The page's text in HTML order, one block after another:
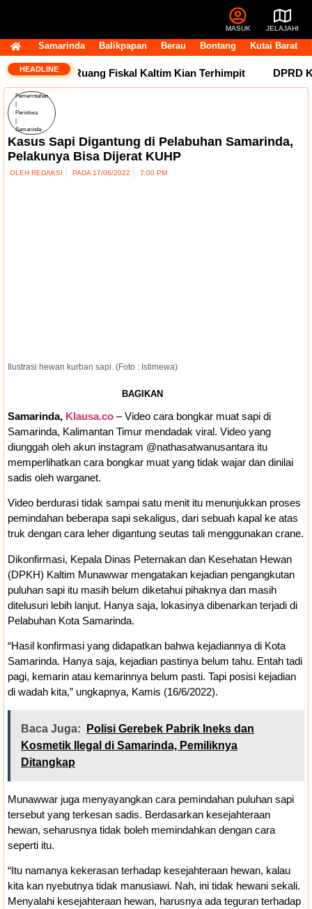
MASUK JELAJAHI
Samarinda Balikpapan Berau Bontang Kutai Barat
HEADLINE
Tertahan, Ruang Fiskal Kaltim Kian Terhimpit DPRD
Pemerintahan
Peristiwa
Samarinda
Kasus Sapi Digantung di Pelabuhan Samarinda,
Pelakunya Bisa Dijerat KUHP
OLEH REDAKSI PADA 17/06/2022 7:00 PM
Ilustrasi hewan kurban sapi. (Foto : Istimewa)
BAGIKAN
Samarinda, Klausa.co – Video cara bongkar muat sapi di
Samarinda, Kalimantan Timur mendadak viral. Video yang
diunggah oleh akun instagram @nathasatwanusantara itu
memperlihatkan cara bongkar muat yang tidak wajar dan dinilai
sadis oleh warganet.
Video berdurasi tidak sampai satu menit itu menunjukkan proses
pemindahan beberapa sapi sekaligus, dari sebuah kapal ke atas
truk dengan cara leher digantung seutas tali menggunakan crane.
Dikonfirmasi, Kepala Dinas Peternakan dan Kesehatan Hewan
(DPKH) Kaltim Munawwar mengatakan kejadian pengangkutan
puluhan sapi itu masih belum diketahui pihaknya dan masih
ditelusuri lebih lanjut. Hanya saja, lokasinya dibenarkan terjadi di
Pelabuhan Kota Samarinda.
“Hasil konfirmasi yang didapatkan bahwa kejadiannya di Kota
Samarinda. Hanya saja, kejadian pastinya belum tahu. Entah tadi
pagi, kemarin atau kemarinnya belum pasti. Tapi posisi kejadian
di wadah kita,” ungkapnya, Kamis (16/6/2022).
Baca Juga:
Polisi Gerebek Pabrik Ineks dan
Kosmetik Ilegal di Samarinda, Pemiliknya
Ditangkap
Munawwar juga menyayangkan cara pemindahan puluhan sapi
tersebut yang terkesan sadis. Berdasarkan kesejahteraan
hewan, seharusnya tidak boleh memindahkan dengan cara
seperti itu.
“Itu namanya kekerasan terhadap kesejahteraan hewan, kalau
kita kan nyebutnya tidak manusiawi. Nah, ini tidak hewani sekali.
Menyalahi kesejahteraan hewan, harusnya ada teguran terhadap